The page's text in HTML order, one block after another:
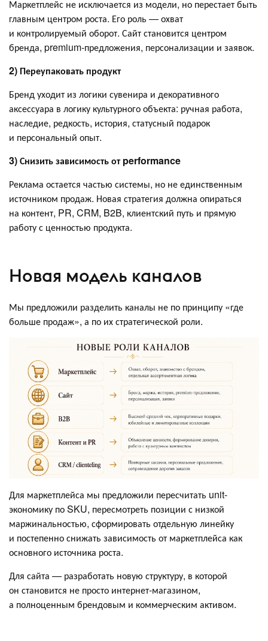
Маркетплейс не исключается из модели, но перестает быть
главным центром роста. Его роль — охват
и контролируемый оборот. Сайт становится центром
бренда, premium-предложения, персонализации и заявок.
2) Переупаковать продукт
Бренд уходит из логики сувенира и декоративного
аксессуара в логику культурного объекта: ручная работа,
наследие, редкость, история, статусный подарок
и персональный опыт.
3) Снизить зависимость от performance
Реклама остается частью системы, но не единственным
источником продаж. Новая стратегия должна опираться
на контент, PR, CRM, B2B, клиентский путь и прямую
работу с ценностью продукта.
Новая модель каналов
Мы предложили разделить каналы не по принципу «где
больше продаж», а по их стратегической роли.
Для маркетплейса мы предложили пересчитать unit-
экономику по SKU, пересмотреть позиции с низкой
маржинальностью, сформировать отдельную линейку
и постепенно снижать зависимость от маркетплейса как
основного источника роста.
Для сайта — разработать новую структуру, в которой
он становится не просто интернет-магазином,
а полноценным брендовым и коммерческим активом.